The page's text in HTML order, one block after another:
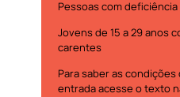
Pessoas com deficiência
Jovens de 15 a 29 anos
carentes
Para saber as
entrada acesse o texto